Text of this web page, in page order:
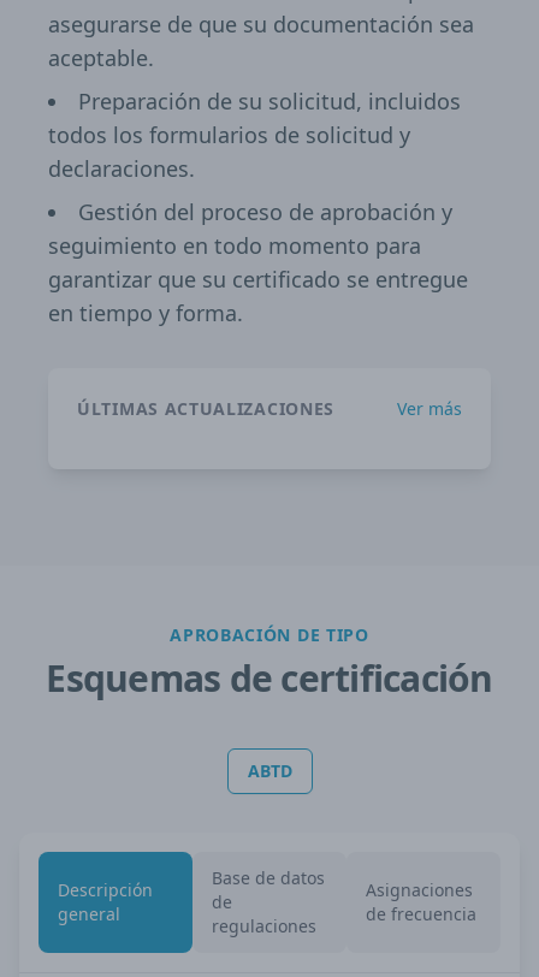
asegurarse de que su documentación sea
aceptable.
Preparación de su solicitud, incluidos
todos los formularios de solicitud y
declaraciones.
Gestión del proceso de aprobación y
seguimiento en todo momento para
garantizar que su certificado se entregue
en tiempo y forma.
ÚLTIMAS ACTUALIZACIONES Ver más
APROBACIÓN DE TIPO
Esquemas de certificación
ABTD
Descripción
general
Base de datos
de
regulaciones
Asignaciones
de frecuencia